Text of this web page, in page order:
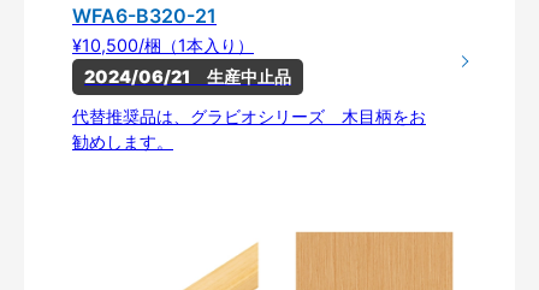
WFA6-B320-21
¥10,500/梱（1本入り）
2024/06/21　生産中止品
代替推奨品は、グラビオシリーズ 木目柄をお
勧めします。